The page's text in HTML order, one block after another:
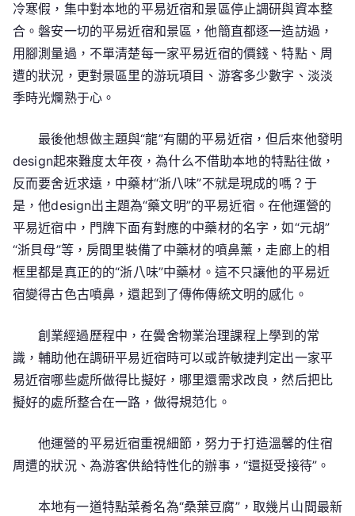
冷寒假，集中對本地的平易近宿和景區停止調研與資本整
合。磐安一切的平易近宿和景區，他簡直都逐一造訪過，
用腳測量過，不單清楚每一家平易近宿的價錢、特點、周
遭的狀況，更對景區里的游玩項目、游客多少數字、淡淡
季時光爛熟于心。
最後他想做主題與“龍”有關的平易近宿，但后來他發明
design起來難度太年夜，為什么不借助本地的特點往做，
反而要舍近求遠，中藥材“浙八味”不就是現成的嗎？于
是，他design出主題為“藥文明”的平易近宿。在他運營的
平易近宿中，門牌下面有對應的中藥材的名字，如“元胡”
“浙貝母”等，房間里裝備了中藥材的噴鼻薰，走廊上的相
框里都是真正的的“浙八味”中藥材。這不只讓他的平易近
宿變得古色古噴鼻，還起到了傳佈傳統文明的感化。
創業經過歷程中，在黌舍物業治理課程上學到的常
識，輔助他在調研平易近宿時可以或許敏捷判定出一家平
易近宿哪些處所做得比擬好，哪里還需求改良，然后把比
擬好的處所整合在一路，做得規范化。
他運營的平易近宿重視細節，努力于打造溫馨的住宿
周遭的狀況、為游客供給特性化的辦事，“還挺受接待”。
本地有一道特點菜肴名為“桑葉豆腐”，取幾片山間最新